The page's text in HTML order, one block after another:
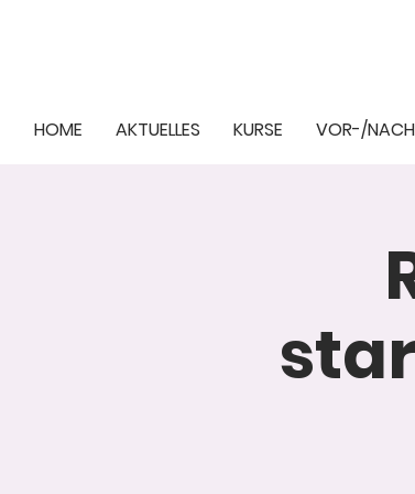
HOME AKTUELLES KURSE VOR-/